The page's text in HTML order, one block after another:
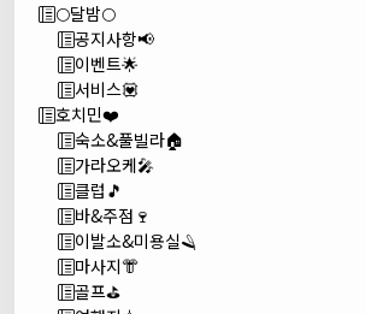
🌕달밤🌕
공지사항📢
이벤트🌟
서비스💟
호치민❤️
숙소&풀빌라🏠
가라오케🎤
클럽🎵
바&주점🍷
이발소&미용실🪒
마사지👘
골프⛳